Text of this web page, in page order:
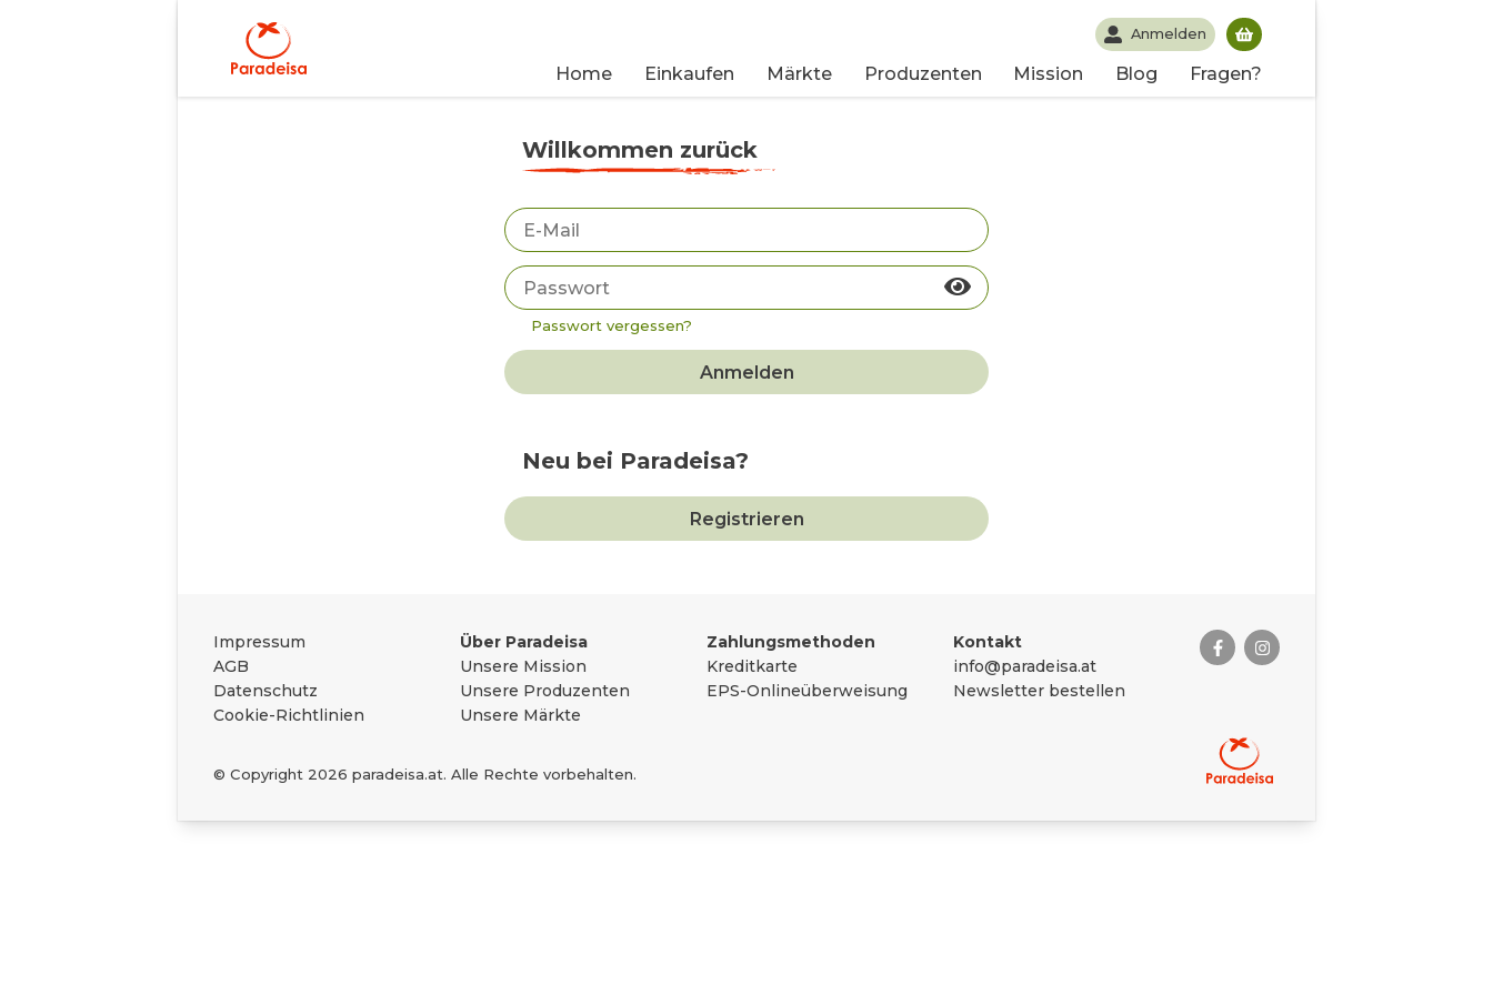
Home Einkaufen Märkte Produzenten Mission Blog Fragen?
Anmelden
Du hast noch keine
Willkommen zurück
Passwort vergessen?
Anmelden
Neu bei Paradeisa?
Registrieren
Rechtliches
Impressum
AGB
Datenschutz
Cookie-Richtlinien
Über Paradeisa
Unsere Mission
Unsere Produzenten
Unsere Märkte
Zahlungsmethoden
Kreditkarte
EPS-Onlineüberweisung
Kontakt
info@paradeisa.at
Newsletter bestellen
© Copyright 2026 paradeisa.at. Alle Rechte vorbehalten.